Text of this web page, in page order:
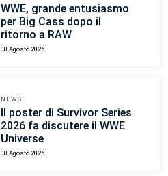
WWE, grande entusiasmo
per Big Cass dopo il
ritorno a RAW
08 Agosto 2026
NEWS
Il poster di Survivor Series
2026 fa discutere il WWE
Universe
08 Agosto 2026